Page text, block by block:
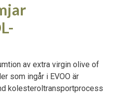
av extra virgin olive of
som ingår i EVOO är
kolesteroltransportprocess